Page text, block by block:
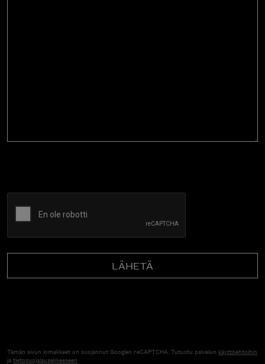
Tämän sivun lomakkeet on suojannut Googlen reCAPTCHA. Tutustu palvelun käyttöehtoihin
jatietosuojalausekkeeseen